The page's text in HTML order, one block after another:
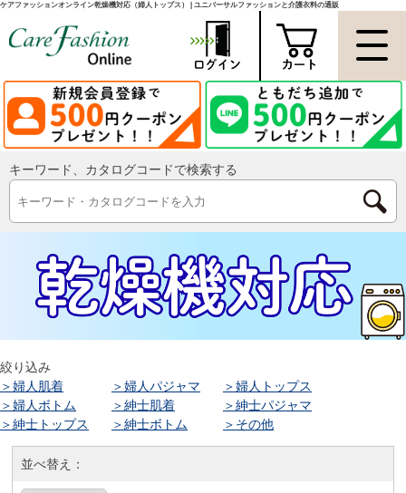
ケアファッションオンライン乾燥機対応（婦人トップス） | ユニバーサルファッションと介護衣料の通販
キーワード、カタログコードで検索する
絞り込み
＞婦人肌着
＞婦人パジャマ
＞婦人トップス
＞婦人ボトム
＞紳士肌着
＞紳士パジャマ
＞紳士トップス
＞紳士ボトム ＞その他
並べ替え：